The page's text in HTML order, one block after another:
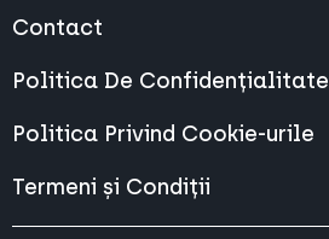
Contact
Politica De Confidențialitate
Politica Privind Cookie-urile
Termeni și Condiții